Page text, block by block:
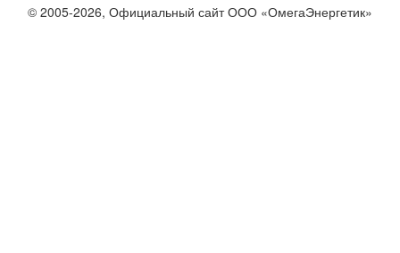
© 2005-2026, Официальный сайт ООО «ОмегаЭнергетик»